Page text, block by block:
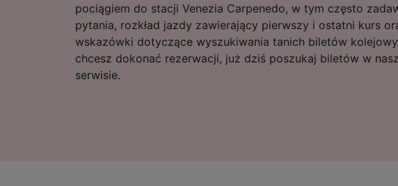
pociągiem do stacji Venezia Carpenedo, w tym często
pytania, rozkład jazdy zawierający pierwszy i ostatni kurs
wskazówki dotyczące wyszukiwania tanich biletów
chcesz dokonać rezerwacji, już dziś poszukaj biletów w
serwisie.